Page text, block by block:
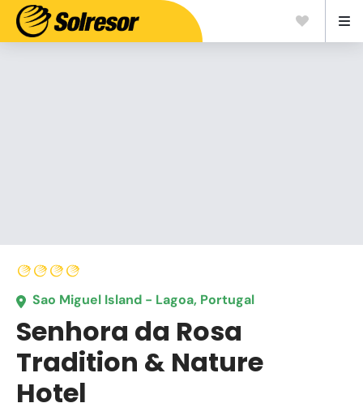
Sao Miguel Island - Lagoa, Portugal
Senhora da Rosa
Tradition & Nature
Hotel